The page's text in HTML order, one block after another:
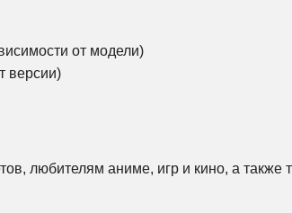
от модели)
версии)
любителям аниме, игр и кино, а также